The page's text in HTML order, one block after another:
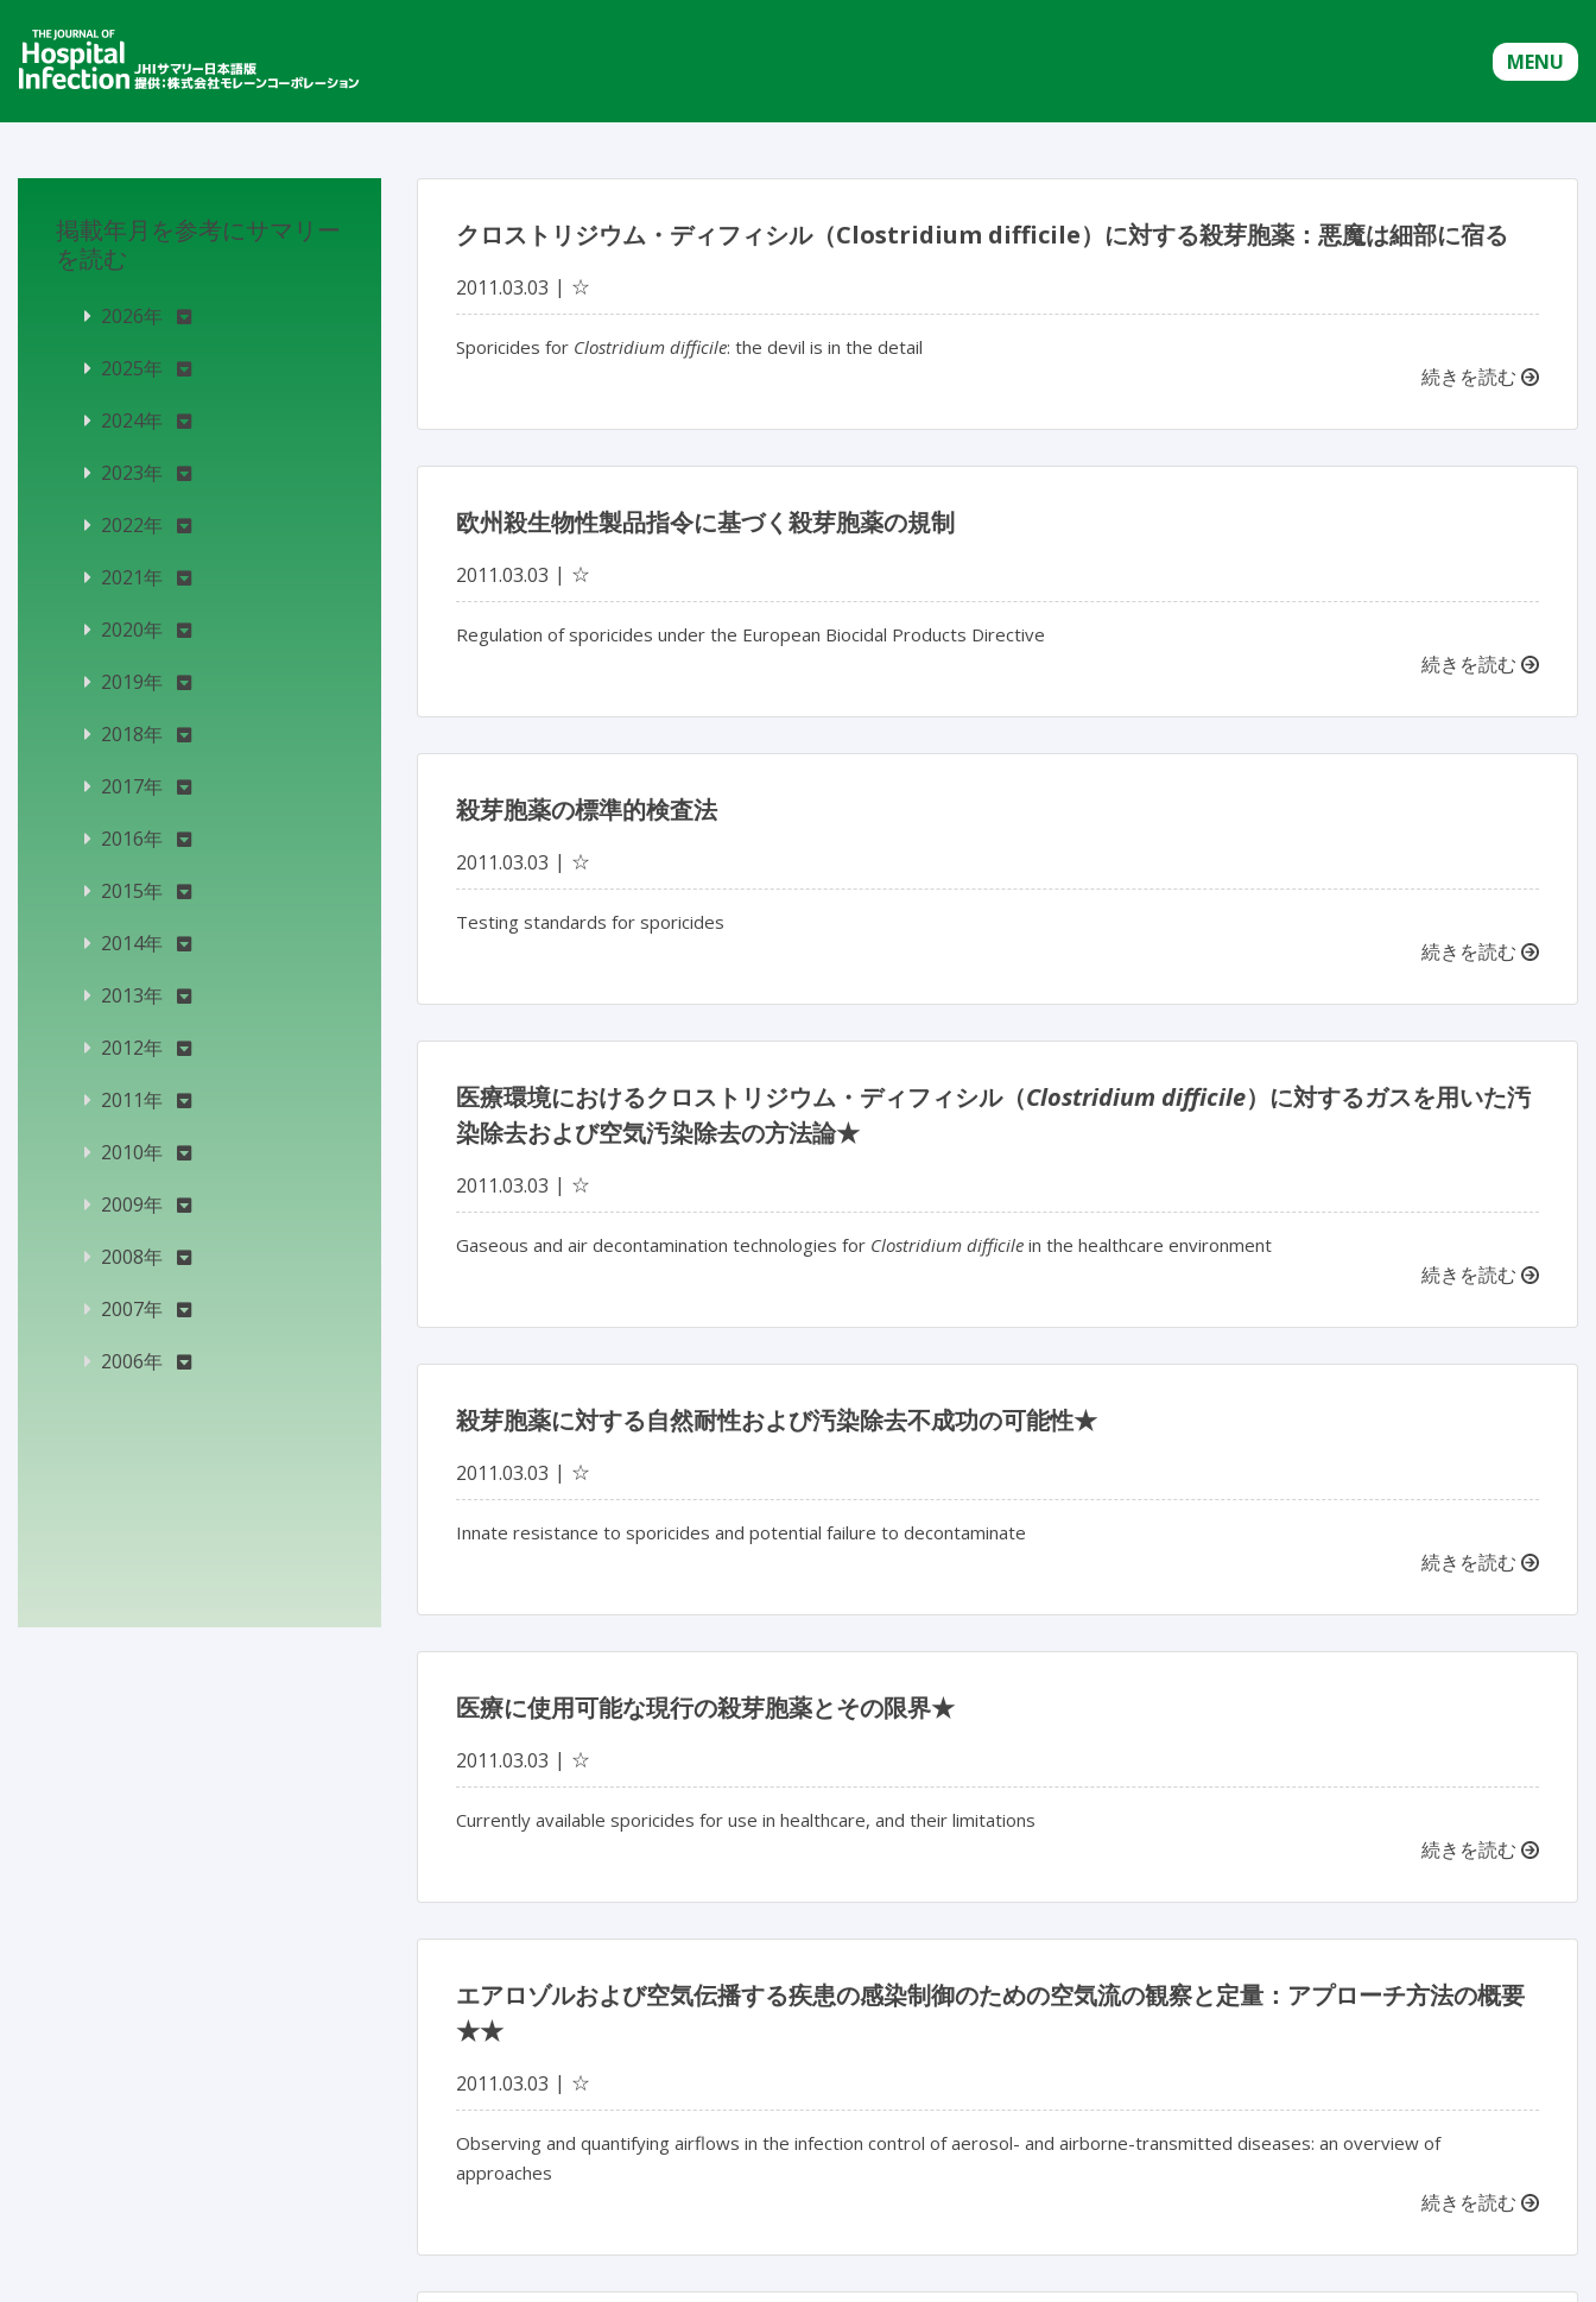
MENU
クロストリジウム・ディフィシル（Clostridium difficile）に対する殺芽胞薬：悪魔は細部に宿る
2011.03.03 ☆
Sporicides for Clostridium difficile: the devil is in the detail
続きを読む
欧州殺生物性製品指令に基づく殺芽胞薬の規制
2011.03.03 ☆
Regulation of sporicides under the European Biocidal Products Directive
続きを読む
殺芽胞薬の標準的検査法
2011.03.03 ☆
Testing standards for sporicides
続きを読む
医療環境におけるクロストリジウム・ディフィシル（Clostridium difficile）に対するガスを用いた汚
染除去および空気汚染除去の方法論★
2011.03.03 ☆
Gaseous and air decontamination technologies for Clostridium difficile in the healthcare environment
続きを読む
殺芽胞薬に対する自然耐性および汚染除去不成功の可能性★
2011.03.03 ☆
Innate resistance to sporicides and potential failure to decontaminate
続きを読む
医療に使用可能な現行の殺芽胞薬とその限界★
2011.03.03 ☆
Currently available sporicides for use in healthcare, and their limitations
続きを読む
エアロゾルおよび空気伝播する疾患の感染制御のための空気流の観察と定量：アプローチ方法の概要
★★
2011.03.03 ☆
Observing and quantifying airflows in the infection control of aerosol- and airborne-transmitted diseases: an overview of
approaches
続きを読む
掲載年月を参考にサマリー
を読む
2026年
2025年
2024年
2023年
2022年
2021年
2020年
2019年
2018年
2017年
2016年
2015年
2014年
2013年
2012年
2011年
2010年
2009年
2008年
2007年
2006年